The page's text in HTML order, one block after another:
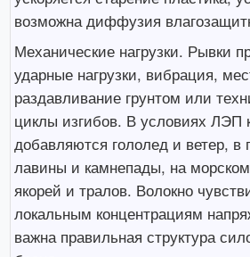
возможна диффузия
Механические нагрузки. Рывки
ударные нагрузки, вибрация,
раздавливание грунтом или
циклы изгибов. В условиях ЛЭП
добавляются гололед и ветер, в
лавины и камнепады, на
якорей и тралов. Волокно
локальным концентрациям
важна правильная структура